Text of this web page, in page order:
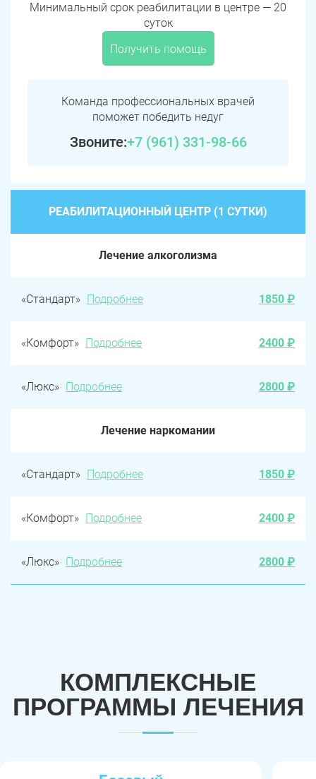
Минимальный срок реабилитации в центре — 20
суток
Получить помощь
Команда профессиональных врачей
поможет победить недуг
Звоните:+7 (961) 331-98-66
РЕАБИЛИТАЦИОННЫЙ ЦЕНТР (1 СУТКИ)
Лечение алкоголизма
«Стандарт» Подробнее 1850 ₽
«Комфорт» Подробнее 2400 ₽
«Люкс» Подробнее 2800 ₽
Лечение наркомании
«Стандарт» Подробнее 1850 ₽
«Комфорт» Подробнее 2400 ₽
«Люкс» Подробнее 2800 ₽
КОМПЛЕКСНЫЕ
ПРОГРАММЫ ЛЕЧЕНИЯ